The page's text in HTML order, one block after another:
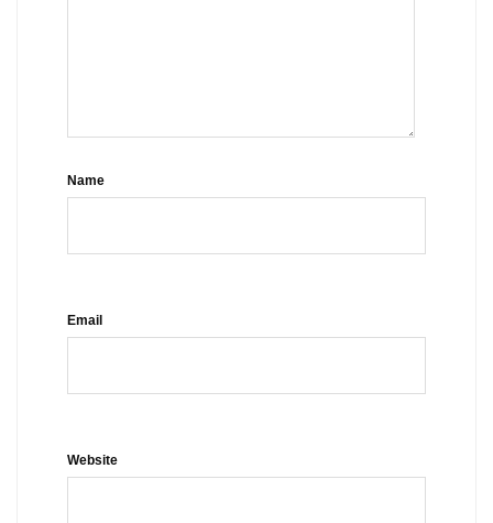
Name
Email
Website